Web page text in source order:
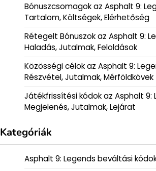
Bónuszcsomagok az Asphalt 9:
Tartalom, Költségek, Elérhetőség
Rétegelt Bónuszok az Asphalt 9:
Haladás, Jutalmak, Feloldások
Közösségi célok az Asphalt 9:
Részvétel, Jutalmak, Mérföldkövek
Játékfrissítési kódok az Asphalt 9:
Megjelenés, Jutalmak, Lejárat
Kategóriák
Asphalt 9: Legends beváltási